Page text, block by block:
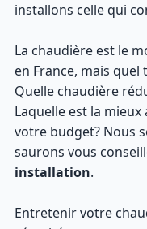
installons celle qui
La chaudière est le
en France, mais
Quelle chaudière
Laquelle est la
votre budget? Nous
saurons vous
installation.
Entretenir votre